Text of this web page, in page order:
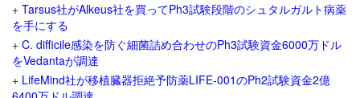
+ Tarsus社がAlkeus社を買ってPh3試験段階のシュタルガルト病薬
を手にする
+ C. difficile感染を防ぐ細菌詰め合わせのPh3試験資金6000万ドル
をVedantaが調達
+ LifeMind社が移植臓器拒絶予防薬LIFE-001のPh2試験資金2億